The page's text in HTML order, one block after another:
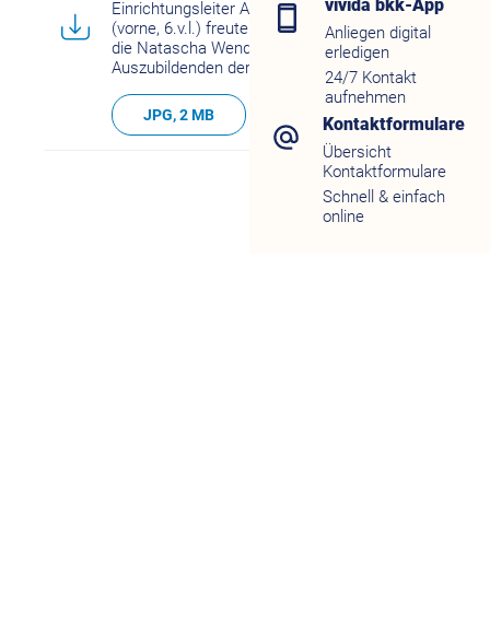
vivida bkk-App
Anliegen digital
erledigen
24/7 Kontakt
aufnehmen
Kontaktformulare
Übersicht
Kontaktformulare
Schnell & einfach
online
Einrichtungsleiter Alexander Trieschmann
(vorne, 6.v.l.) freuten sich über die Geschenke,
die Natascha Wendelin (hinten links) und die
Auszubildenden der vivida bkk mitbrachten.
JPG, 2 MB